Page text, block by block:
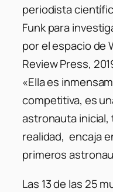
periodista
Funk para
por el espacio de
Review Press,
«Ella es
competitiva, es
astronauta
realidad, encaja
primeros
Las 13 de las 25